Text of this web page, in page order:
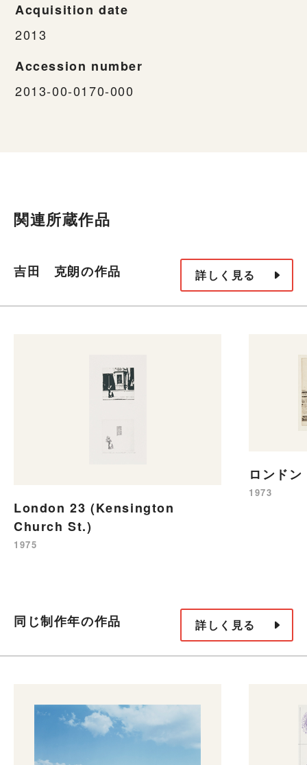
Acquisition date
2013
Accession number
2013-00-0170-000
関連所蔵作品
吉田 克朗の作品 詳しく見る
London 23 (Kensington
Church St.)
1975
ロンド
1973
同じ制作年の作品 詳しく見る